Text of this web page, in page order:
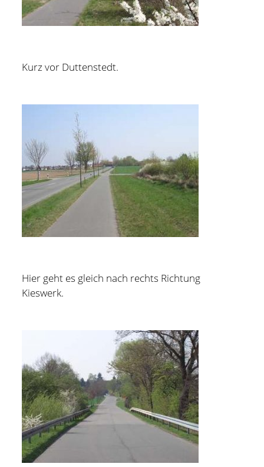
Kurz vor Duttenstedt.
Hier geht es gleich nach rechts Richtung
Kieswerk.